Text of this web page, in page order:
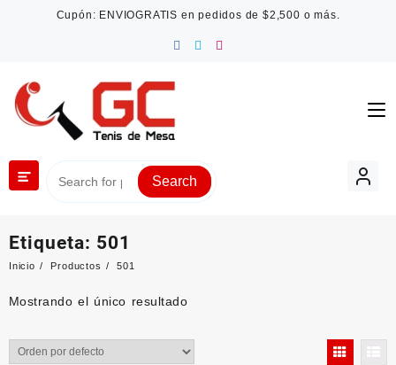
Cupón: ENVIOGRATIS en pedidos de $2,500 o más.
Search
Etiqueta: 501
Inicio Productos 501
Mostrando el único resultado